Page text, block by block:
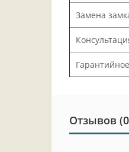
Замена
Отзывов